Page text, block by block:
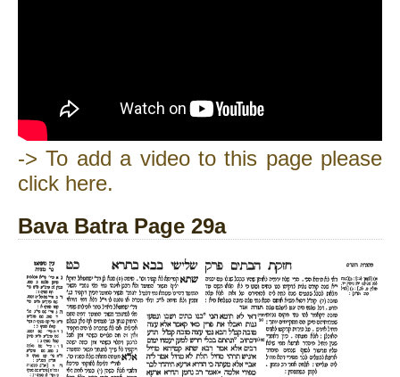
-> To add a video to this page please
click here.
Bava Batra Page 29a